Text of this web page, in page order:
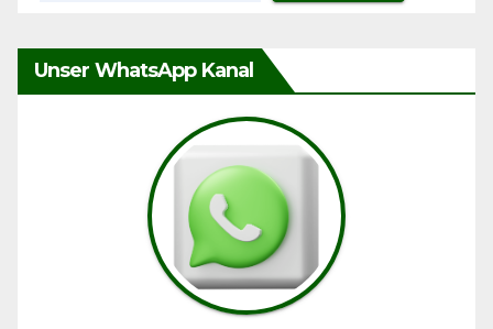
Unser WhatsApp Kanal